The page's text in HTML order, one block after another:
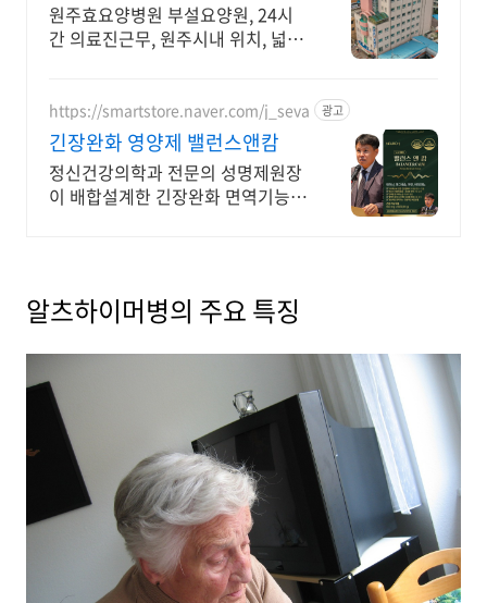
원주효요양병원 부설요양원, 24시
간 의료진근무, 원주시내 위치, 넓고
https://smartstore.naver.com/j_seva 광고
긴장완화 영양제 밸런스앤캄
정신건강의학과 전문의 성명제원장
이 배합설계한 긴장완화 면역기능
알츠하이머병의 주요 특징